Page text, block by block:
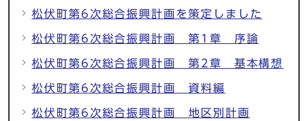
松伏町第6次総合振興計画を策定しました
松伏町第6次総合振興計画 第1章 序論
松伏町第6次総合振興計画 第2章 基本構想
松伏町第6次総合振興計画 資料編
松伏町第6次総合振興計画 地区別計画